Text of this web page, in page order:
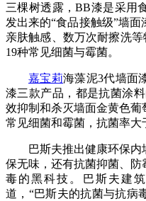
三棵树透露，BB漆是采用
发出来的“食品接触级”墙面
亲肤触感、数万次耐擦洗
19种常见细菌与霉菌。
嘉宝莉海藻泥3代墙面
漆三款产品，都是抗菌涂
效抑制和杀灭墙面金黄色葡
常见细菌和霉菌，抗菌率大
巴斯夫推出健康环保
保无味，还有抗菌抑菌、
毒的黑科技。巴斯夫建
道，“巴斯夫的抗菌与抗病